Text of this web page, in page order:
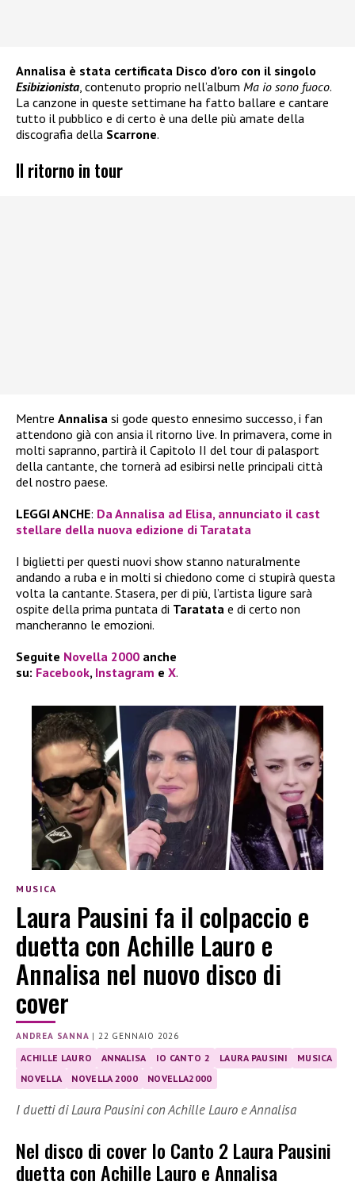
Annalisa è stata certificata Disco d’oro con il singolo
Esibizionista , contenuto proprio nell’album Ma io sono fuoco.
La canzone in queste settimane ha fatto ballare e cantare
tutto il pubblico e di certo è una delle più amate della
discografia della Scarrone.
Il ritorno in tour
Mentre Annalisa si gode questo ennesimo successo, i fan
attendono già con ansia il ritorno live. In primavera, come in
molti sapranno, partirà il Capitolo II del tour di palasport
della cantante, che tornerà ad esibirsi nelle principali città
del nostro paese.
LEGGI ANCHE: Da Annalisa ad Elisa, annunciato il cast
stellare della nuova edizione di Taratata
I biglietti per questi nuovi show stanno naturalmente
andando a ruba e in molti si chiedono come ci stupirà questa
volta la cantante. Stasera, per di più, l’artista ligure sarà
ospite della prima puntata di Taratata e di certo non
mancheranno le emozioni.
Seguite Novella 2000 anche
su: Facebook, Instagram e X.
MUSICA
Laura Pausini fa il colpaccio e
duetta con Achille Lauro e
Annalisa nel nuovo disco di
cover
ANDREA SANNA | 22 GENNAIO 2026
ACHILLE LAURO ANNALISA IO CANTO 2 LAURA PAUSINI
MUSICA
NOVELLA
NOVELLA 2000 NOVELLA2000
I duetti di Laura Pausini con Achille Lauro e Annalisa
Nel disco di cover Io Canto 2 Laura Pausini
duetta con Achille Lauro e Annalisa